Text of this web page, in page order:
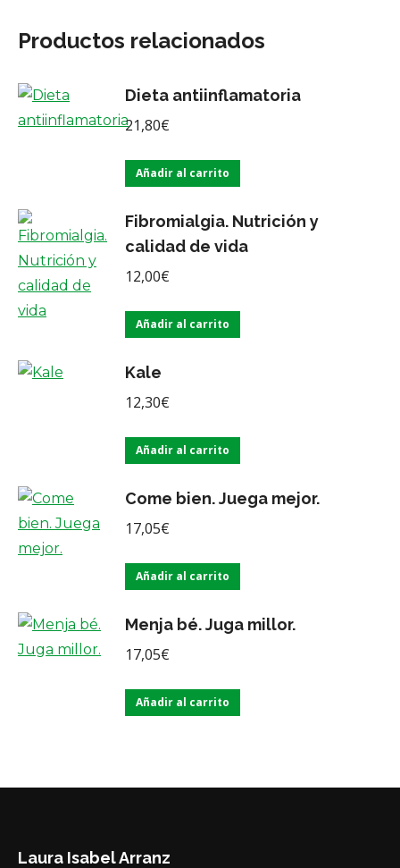
Productos relacionados
Dieta antiinflamatoria
21,80€
Añadir al carrito
Fibromialgia. Nutrición y
calidad de vida
12,00€
Añadir al carrito
Kale
12,30€
Añadir al carrito
Come bien. Juega mejor.
17,05€
Añadir al carrito
Menja bé. Juga millor.
17,05€
Añadir al carrito
Laura Isabel Arranz